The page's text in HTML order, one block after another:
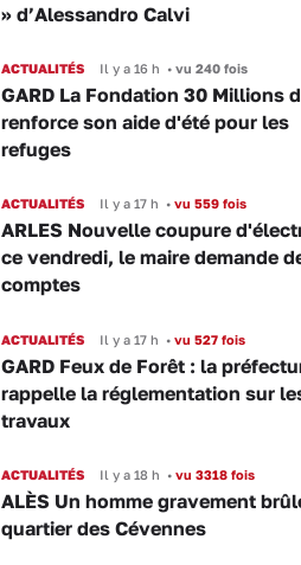
» d’Alessandro Calvi
ACTUALITÉS Il y a 16 h •vu 240 fois
GARD La Fondation 30 Millions
renforce son aide d'été pour les
refuges
ACTUALITÉS Il y a 17 h •vu 559 fois
ARLES Nouvelle coupure
ce vendredi, le maire demande
comptes
ACTUALITÉS Il y a 17 h •vu 527 fois
GARD Feux de Forêt : la
rappelle la réglementation sur
travaux
ACTUALITÉS Il y a 18 h •vu 3318 fois
ALÈS Un homme gravement
quartier des Cévennes